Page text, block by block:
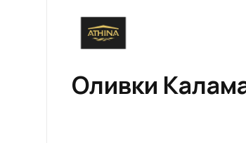
Оливки